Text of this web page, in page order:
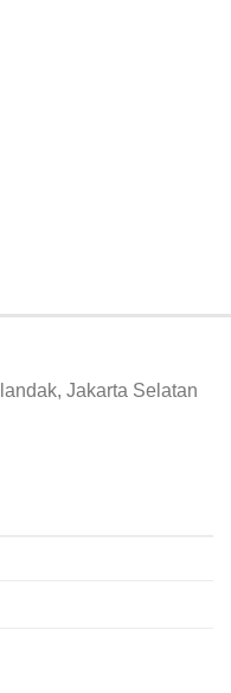
Jakarta Selatan